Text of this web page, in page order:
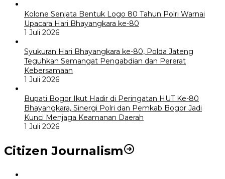
Kolone Senjata Bentuk Logo 80 Tahun Polri Warnai
Upacara Hari Bhayangkara ke-80
1 Juli 2026
Syukuran Hari Bhayangkara ke-80, Polda Jateng
Teguhkan Semangat Pengabdian dan Pererat
Kebersamaan
1 Juli 2026
Bupati Bogor Ikut Hadir di Peringatan HUT Ke-80
Bhayangkara, Sinergi Polri dan Pemkab Bogor Jadi
Kunci Menjaga Keamanan Daerah
1 Juli 2026
Citizen Journalism